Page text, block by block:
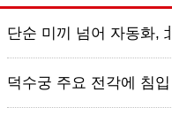
단순 미끼 넘어 자동화,
덕수궁 주요 전각에 침